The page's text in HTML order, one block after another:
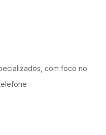
com foco no